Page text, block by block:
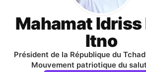
Mahamat Idriss
Itno
Président de la République du
Mouvement patriotique du